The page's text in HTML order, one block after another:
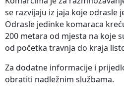
se razvijaju iz jaja koje odrasle
Odrasle jedinke komaraca
200 metara od mjesta na koje
od početka travnja do kraja
Za dodatne informacije i
obratiti nadležnim službama.